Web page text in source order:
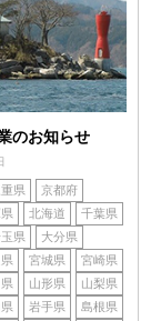
のお知らせ
県
京都府
北海道
千葉県
県
大分県
宮城県
宮崎県
山形県
山梨県
岩手県
島根県